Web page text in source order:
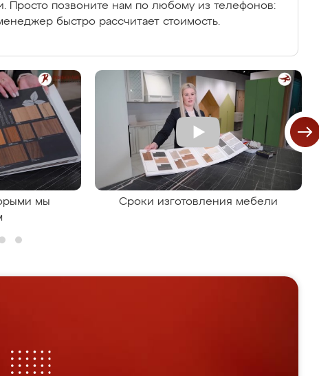
Просто позвоните нам по любому из телефонов:
быстро рассчитает стоимость.
мы
Сроки изготовления мебели